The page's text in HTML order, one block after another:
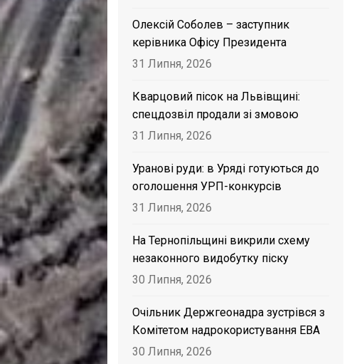
Олексій Соболев – заступник
керівника Офісу Президента
31 Липня, 2026
Кварцовий пісок на Львівщині:
спецдозвіл продали зі змовою
31 Липня, 2026
Уранові руди: в Уряді готуються до
оголошення УРП-конкурсів
31 Липня, 2026
На Тернопільщині викрили схему
незаконного видобутку піску
30 Липня, 2026
Очільник Держгеонадра зустрівся з
Комітетом надрокористування EBA
30 Липня, 2026